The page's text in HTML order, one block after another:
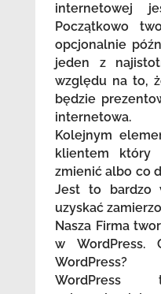
internetowej
Początkowo
opcjonalnie
jeden z
względu na to,
będzie
internetowa.
Kolejnym
klientem który
zmienić albo co
Jest to bardzo
uzyskać
Nasza Firma
w WordPress.
WordPress?
WordPress